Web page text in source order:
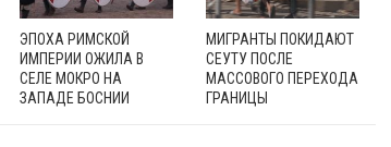
ЭПОХА РИМСКОЙ
ИМПЕРИИ ОЖИЛА В
СЕЛЕ МОКРО НА
ЗАПАДЕ БОСНИИ
МИГРАНТЫ ПОКИДАЮТ
СЕУТУ ПОСЛЕ
МАССОВОГО ПЕРЕХОДА
ГРАНИЦЫ